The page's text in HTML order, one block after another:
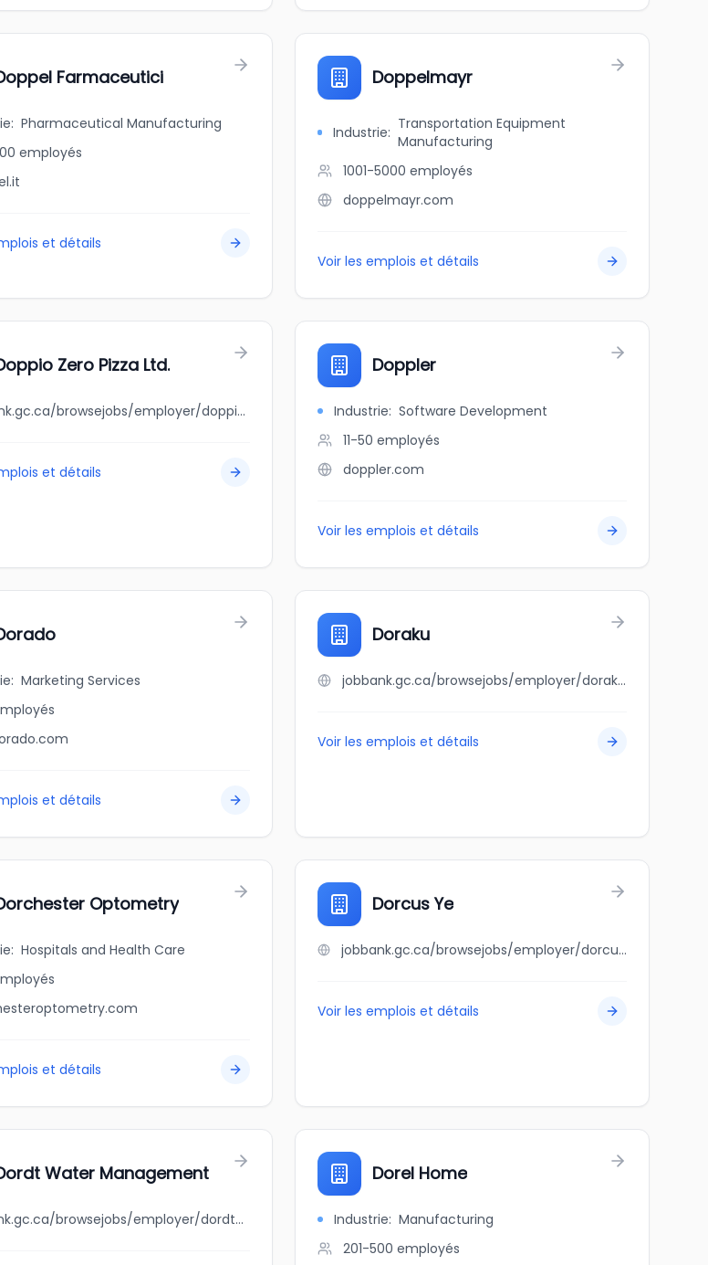
Farmaceutici
: Pharmaceutical Manufacturing
employés
et détails
Doppelmayr
Industrie: Transportation Equipment
Manufacturing
1001-5000 employés
doppelmayr.com
Voir les emplois et détails
Zero Pizza Ltd.
jobbank.gc.ca/browsejobs/employer/doppio+zero+pizza+ltd./ca
et détails
Doppler
Industrie: Software Development
11-50 employés
doppler.com
Voir les emplois et détails
: Marketing Services
et détails
Doraku
jobbank.gc.ca/browsejobs/employer/doraku/ca
Voir les emplois et détails
Optometry
: Hospitals and Health Care
et détails
Dorcus Ye
jobbank.gc.ca/browsejobs/employer/dorcus+ye/ca
Voir les emplois et détails
Water Management
jobbank.gc.ca/browsejobs/employer/dordt+water+management/ca
Dorel Home
Industrie: Manufacturing
201-500 employés